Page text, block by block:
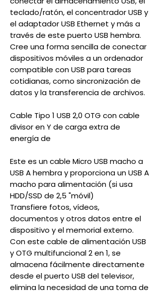
teclado/ratón, el concentrador USB y
el adaptador USB Ethernet y más a
través de este puerto USB hembra.
Cree una forma sencilla de conectar
dispositivos móviles a un ordenador
compatible con USB para tareas
cotidianas, como sincronización de
datos y la transferencia de archivos.
Cable Tipo 1 USB 2,0 OTG con cable
divisor en Y de carga extra de
energía de
Este es un cable Micro USB macho a
USB A hembra y proporciona un USB A
macho para alimentación (si usa
HDD/SSD de 2,5 "móvil)
Transfiere fotos, vídeos,
documentos y otros datos entre el
dispositivo y el memorial externo.
Con este cable de alimentación USB
y OTG multifuncional 2 en 1, se
almacena fácilmente directamente
desde el puerto USB del televisor,
elimina la necesidad de una toma de